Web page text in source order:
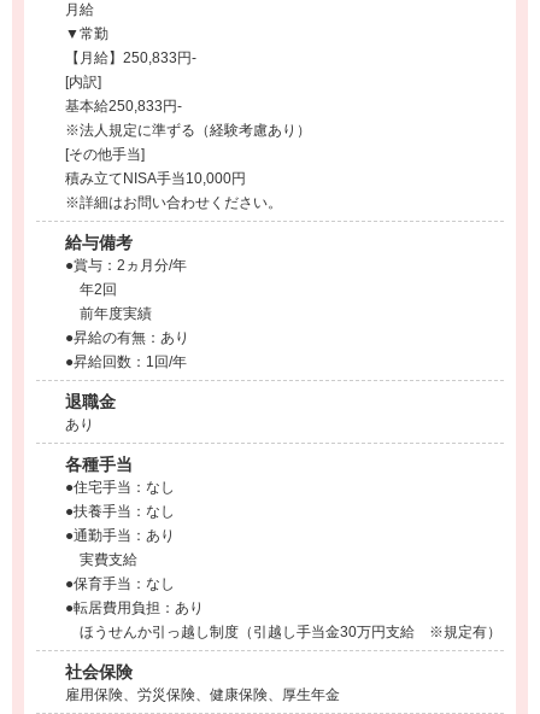
月給
▼常勤
【月給】250,833円-
[内訳]
基本給250,833円-
※法人規定に準ずる（経験考慮あり）
[その他手当]
積み立てNISA手当10,000円
※詳細はお問い合わせください。
給与備考
●賞与：2ヵ月分/年
年2回
前年度実績
●昇給の有無：あり
●昇給回数：1回/年
退職金
あり
各種手当
●住宅手当：なし
●扶養手当：なし
●通勤手当：あり
実費支給
●保育手当：なし
●転居費用負担：あり
ほうせんか引っ越し制度（引越し手当金30万円支給 ※規定有）
社会保険
雇用保険、労災保険、健康保険、厚生年金